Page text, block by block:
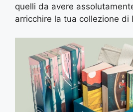
quelli da avere
arricchire la tua collezione di